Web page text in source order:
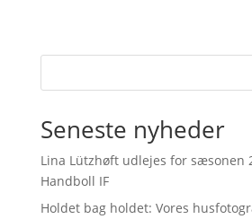
Seneste nyheder
Lina Lützhøft udlejes for sæsonen
Handboll IF
Holdet bag holdet: Vores